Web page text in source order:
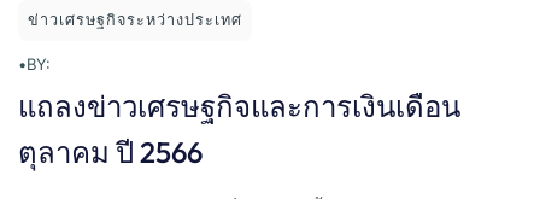
ข่าวเศรษฐกิจระหว่างประเทศ
•BY:
แถลงข่าวเศรษฐกิจและการเงินเดือน
ตุลาคม ปี 2566